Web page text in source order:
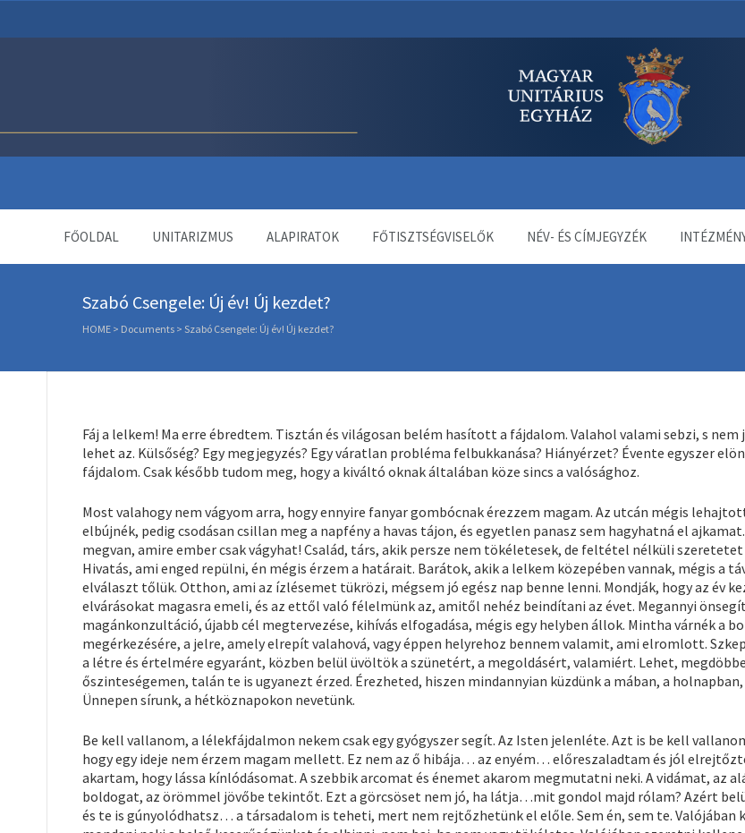
FŐOLDAL UNITARIZMUS ALAPIRATOK FŐTISZTSÉGVISELŐK NÉV- ÉS CÍMJEGYZÉK
Szabó Csengele: Új év! Új kezdet?
HOME > Documents > Szabó Csengele: Új év! Új kezdet?
Fáj a lelkem! Ma erre ébredtem. Tisztán és világosan belém hasított a fájdalom. Valahol valami sebzi, s nem
lehet az. Külsőség? Egy megjegyzés? Egy váratlan probléma felbukkanása? Hiányérzet? Évente egyszer
fájdalom. Csak később tudom meg, hogy a kiváltó oknak általában köze sincs a valósághoz.
Most valahogy nem vágyom arra, hogy ennyire fanyar gombócnak érezzem magam. Az utcán mégis
elbújnék, pedig csodásan csillan meg a napfény a havas tájon, és egyetlen panasz sem hagyhatná el
megvan, amire ember csak vágyhat! Család, társ, akik persze nem tökéletesek, de feltétel nélküli
Hivatás, ami enged repülni, én mégis érzem a határait. Barátok, akik a lelkem közepében vannak, mégis a
elválaszt tőlük. Otthon, ami az ízlésemet tükrözi, mégsem jó egész nap benne lenni. Mondják, hogy az év
elvárásokat magasra emeli, és az ettől való félelmünk az, amitől nehéz beindítani az évet. Megannyi
magánkonzultáció, újabb cél megtervezése, kihívás elfogadása, mégis egy helyben állok. Mintha várnék a
megérkezésére, a jelre, amely elrepít valahová, vagy éppen helyrehoz bennem valamit, ami elromlott.
a létre és értelmére egyaránt, közben belül üvöltök a szünetért, a megoldásért, valamiért. Lehet,
őszinteségemen, talán te is ugyanezt érzed. Érezheted, hiszen mindannyian küzdünk a mában, a
Ünnepen sírunk, a hétköznapokon nevetünk.
Be kell vallanom, a lélekfájdalmon nekem csak egy gyógyszer segít. Az Isten jelenléte. Azt is be kell
hogy egy ideje nem érzem magam mellett. Ez nem az ő hibája… az enyém… előreszaladtam és jól
akartam, hogy lássa kínlódásomat. A szebbik arcomat és énemet akarom megmutatni neki. A vidámat, az
boldogat, az örömmel jövőbe tekintőt. Ezt a görcsöset nem jó, ha látja…mit gondol majd rólam? Azért
és te is gúnyolódhatsz… a társadalom is teheti, mert nem rejtőzhetünk el előle. Sem én, sem te. Valójában